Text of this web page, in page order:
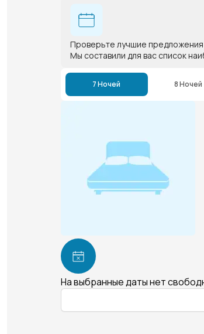
Проверьте лучшие предложения
Мы составили для вас список
7 Ночей 8 Ночей
На выбранные даты нет